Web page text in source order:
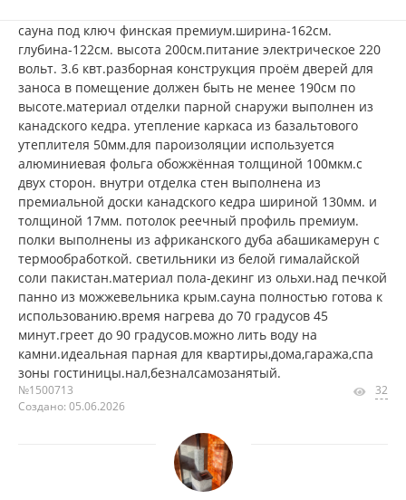
сауна под ключ финская премиум.ширина-162см.
глубина-122см. высота 200см.питание электрическое 220
вольт. 3.6 квт.разборная конструкция проём дверей для
заноса в помещение должен быть не менее 190см по
высоте.материал отделки парной снаружи выполнен из
канадского кедра. утепление каркаса из базальтового
утеплителя 50мм.для пароизоляции используется
алюминиевая фольга обожжённая толщиной 100мкм.с
двух сторон. внутри отделка стен выполнена из
премиальной доски канадского кедра шириной 130мм. и
толщиной 17мм. потолок реечный профиль премиум.
полки выполнены из африканского дуба абашикамерун с
термообработкой. светильники из белой гималайской
соли пакистан.материал пола-декинг из ольхи.над печкой
панно из можжевельника крым.сауна полностью готова к
использованию.время нагрева до 70 градусов 45
минут.греет до 90 градусов.можно лить воду на
камни.идеальная парная для квартиры,дома,гаража,спа
зоны гостиницы.нал,безналсамозанятый.
№1500713
Создано: 05.06.2026
32